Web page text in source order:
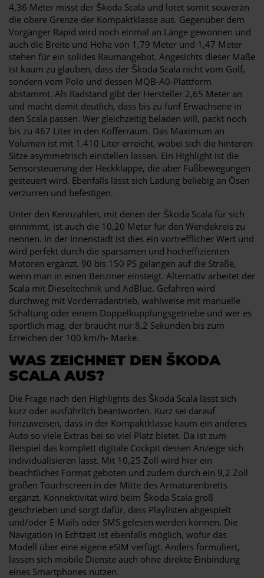
4,36 Meter misst der Škoda Scala und lotet somit souverän
die obere Grenze der Kompaktklasse aus. Gegenüber dem
Vorgänger Rapid wird noch einmal an Länge gewonnen und
auch die Breite und Höhe von 1,79 Meter und 1,47 Meter
stehen für ein solides Raumangebot. Angesichts dieser Maße
ist kaum zu glauben, dass der Škoda Scala nicht vom Golf,
sondern vom Polo und dessen MQB-A0-Plattform
abstammt. Als Radstand gibt der Hersteller 2,65 Meter an
und macht damit deutlich, dass bis zu fünf Erwachsene in
den Scala passen. Wer gleichzeitig beladen will, packt noch
bis zu 467 Liter in den Kofferraum. Das Maximum an
Volumen ist mit 1.410 Liter erreicht, wobei sich die hinteren
Sitze asymmetrisch einstellen lassen. Ein Highlight ist die
Sensorsteuerung der Heckklappe, die über Fußbewegungen
gesteuert wird. Ebenfalls lässt sich Ladung beliebig an Ösen
verzurren und befestigen.
Unter den Kennzahlen, mit denen der Škoda Scala für sich
einnimmt, ist auch die 10,20 Meter für den Wendekreis zu
nennen. In der Innenstadt ist dies ein vortrefflicher Wert und
wird perfekt durch die sparsamen und hocheffizienten
Motoren ergänzt. 90 bis 150 PS gelangen auf die Straße,
wenn man in einen Benziner einsteigt. Alternativ arbeitet der
Scala mit Dieseltechnik und AdBlue. Gefahren wird
durchweg mit Vorderradantrieb, wahlweise mit manuelle
Schaltung oder einem Doppelkupplungsgetriebe und wer es
sportlich mag, der braucht nur 8,2 Sekunden bis zum
Erreichen der 100 km/h- Marke.
WAS ZEICHNET DEN ŠKODA
SCALA AUS?
Die Frage nach den Highlights des Škoda Scala lässt sich
kurz oder ausführlich beantworten. Kurz sei darauf
hinzuweisen, dass in der Kompaktklasse kaum ein anderes
Auto so viele Extras bei so viel Platz bietet. Da ist zum
Beispiel das komplett digitale Cockpit dessen Anzeige sich
individualisieren lässt. Mit 10,25 Zoll wird hier ein
beachtliches Format geboten und zudem durch ein 9,2 Zoll
großen Touchscreen in der Mitte des Armaturenbretts
ergänzt. Konnektivität wird beim Škoda Scala groß
geschrieben und sorgt dafür, dass Playlisten abgespielt
und/oder E-Mails oder SMS gelesen werden können. Die
Navigation in Echtzeit ist ebenfalls möglich, wofür das
Modell über eine eigene eSIM verfügt. Anders formuliert,
lassen sich mobile Dienste auch ohne direkte Einbindung
eines Smartphones nutzen.